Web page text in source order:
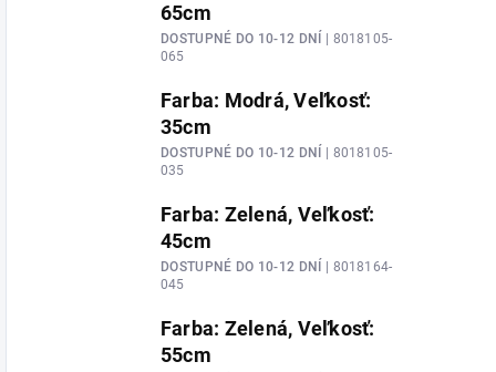
65cm
DOSTUPNÉ DO 10-12 DNÍ
| 8018105-
065
Farba: Modrá, Veľkosť:
35cm
DOSTUPNÉ DO 10-12 DNÍ
| 8018105-
035
Farba: Zelená, Veľkosť:
45cm
DOSTUPNÉ DO 10-12 DNÍ
| 8018164-
045
Farba: Zelená, Veľkosť:
55cm